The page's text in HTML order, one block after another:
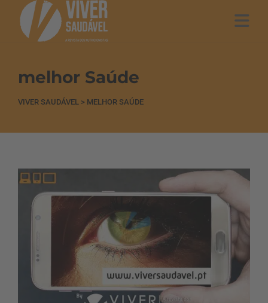
melhor Saúde
VIVER SAUDÁVEL > MELHOR SAÚDE